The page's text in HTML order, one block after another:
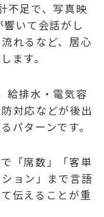
不足で、写真映
いて会話がし
れるなど、居心
ます。
給排水・電気容
対応などが後出
パターンです。
「席数」「客単
ョン」まで言語
伝えることが重